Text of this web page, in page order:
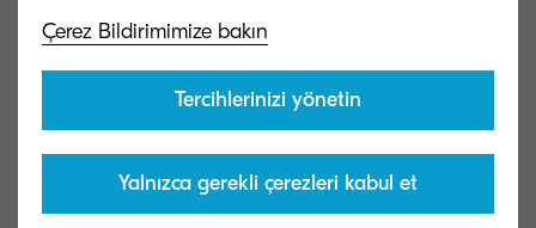
AK-9140
Kapasite (sayfa)
Boyutlar (GxDxY)
Çerez Bildirimimize bakın
Tercihlerinizi yönetin
Yalnızca gerekli çerezleri kabul et